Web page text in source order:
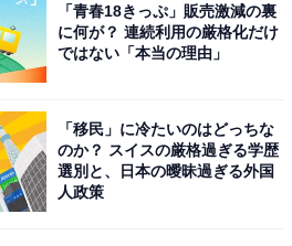
「青春18きっぷ」販売激減の裏
に何が？ 連続利用の厳格化だけ
ではない「本当の理由」
「移民」に冷たいのはどっちな
のか？ スイスの厳格過ぎる学歴
選別と、日本の曖昧過ぎる外国
人政策